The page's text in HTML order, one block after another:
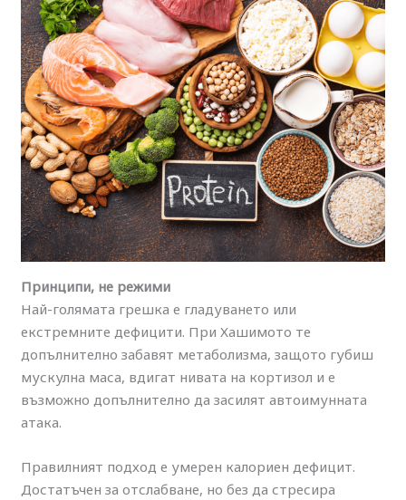
Принципи, не режими
Най-голямата грешка е гладуването или
екстремните дефицити. При Хашимото те
допълнително забавят метаболизма, защото губиш
мускулна маса, вдигат нивата на кортизол и е
възможно допълнително да засилят автоимунната
атака.
Правилният подход е умерен калориен дефицит.
Достатъчен за отслабване, но без да стресира